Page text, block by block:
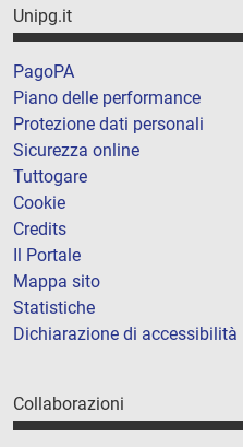
Unipg.it
PagoPA
Piano delle performance
Protezione dati personali
Sicurezza online
Tuttogare
Cookie
Credits
Il Portale
Mappa sito
Statistiche
Dichiarazione di accessibilità
Collaborazioni